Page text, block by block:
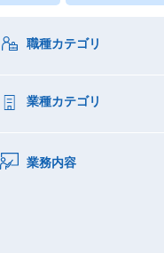
職種カテゴリ
業種カテゴリ
業務内容